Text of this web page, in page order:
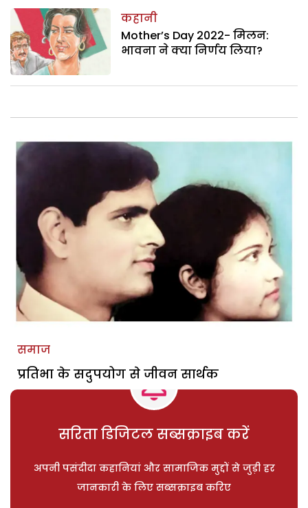
कहानी
Mother’s Day 2022- मिलन:
भावना ने क्या निर्णय लिया?
समाज
प्रतिभा के सदुपयोग से जीवन सार्थक
सरिता डिजिटल सब्सक्राइब करें
अपनी पसंदीदा कहानियां और सामाजिक मुद्दों से जुड़ी हर
जानकारी के लिए सब्सक्राइब करिए